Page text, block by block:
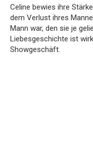
Celine bewies ihre
dem Verlust ihres
Mann war, den sie je
Liebesgeschichte ist
Showgeschäft.